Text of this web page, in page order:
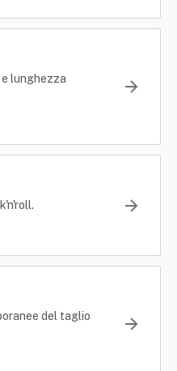
lunghezza
del taglio